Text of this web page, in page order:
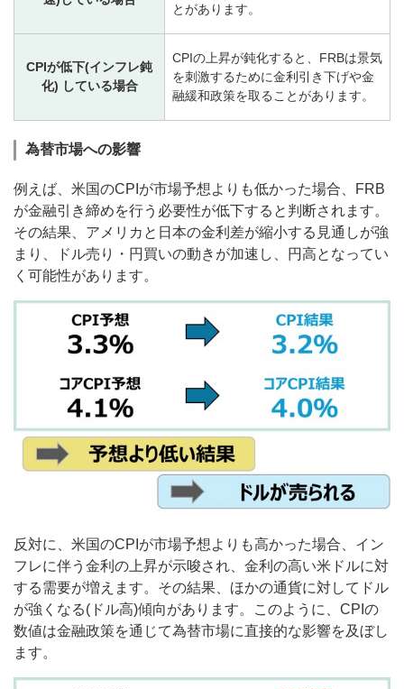
とがあります。
CPIが低下(インフレ鈍
化) している場合
CPIの上昇が鈍化すると、FRBは景気
を刺激するために金利引き下げや金
融緩和政策を取ることがあります。
為替市場への影響
例えば、米国のCPIが市場予想よりも低かった場合、FRB
が金融引き締めを行う必要性が低下すると判断されます。
その結果、アメリカと日本の金利差が縮小する見通しが強
まり、ドル売り・円買いの動きが加速し、円高となってい
く可能性があります。
反対に、米国のCPIが市場予想よりも高かった場合、イン
フレに伴う金利の上昇が示唆され、金利の高い米ドルに対
する需要が増えます。その結果、ほかの通貨に対してドル
が強くなる(ドル高)傾向があります。このように、CPIの
数値は金融政策を通じて為替市場に直接的な影響を及ぼし
ます。